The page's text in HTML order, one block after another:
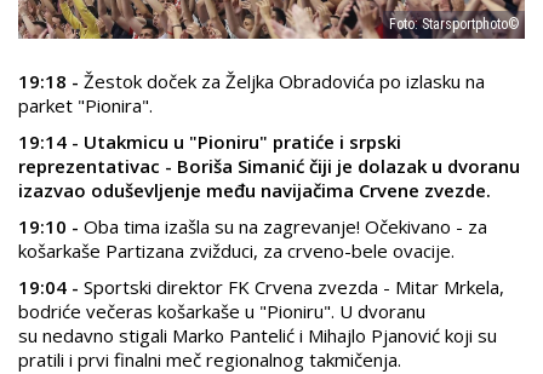
Foto: Starsportphoto©
19:18 - Žestok doček za Željka Obradovića po izlasku na
parket "Pionira".
19:14 - Utakmicu u "Pioniru" pratiće i srpski
reprezentativac - Boriša Simanić čiji je dolazak u dvoranu
izazvao oduševljenje među navijačima Crvene zvezde.
19:10 - Oba tima izašla su na zagrevanje! Očekivano - za
košarkaše Partizana zvižduci, za crveno-bele ovacije.
19:04 - Sportski direktor FK Crvena zvezda - Mitar Mrkela,
bodriće večeras košarkaše u "Pioniru". U dvoranu
su nedavno stigali Marko Pantelić i Mihajlo Pjanović koji su
pratili i prvi finalni meč regionalnog takmičenja.